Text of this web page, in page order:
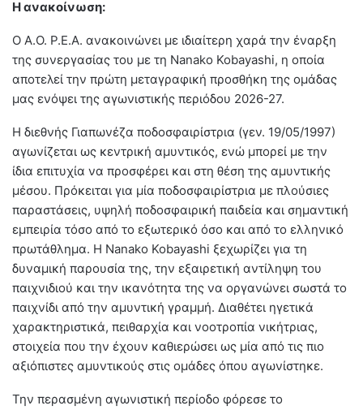
Η ανακοίνωση:
Ο Α.Ο. Ρ.Ε.Α. ανακοινώνει με ιδιαίτερη χαρά την έναρξη
της συνεργασίας του με τη Nanako Kobayashi, η οποία
αποτελεί την πρώτη μεταγραφική προσθήκη της ομάδας
μας ενόψει της αγωνιστικής περιόδου 2026-27.
Η διεθνής Γιαπωνέζα ποδοσφαιρίστρια (γεν. 19/05/1997)
αγωνίζεται ως κεντρική αμυντικός, ενώ μπορεί με την
ίδια επιτυχία να προσφέρει και στη θέση της αμυντικής
μέσου. Πρόκειται για μία ποδοσφαιρίστρια με πλούσιες
παραστάσεις, υψηλή ποδοσφαιρική παιδεία και σημαντική
εμπειρία τόσο από το εξωτερικό όσο και από το ελληνικό
πρωτάθλημα. Η Nanako Kobayashi ξεχωρίζει για τη
δυναμική παρουσία της, την εξαιρετική αντίληψη του
παιχνιδιού και την ικανότητα της να οργανώνει σωστά το
παιχνίδι από την αμυντική γραμμή. Διαθέτει ηγετικά
χαρακτηριστικά, πειθαρχία και νοοτροπία νικήτριας,
στοιχεία που την έχουν καθιερώσει ως μία από τις πιο
αξιόπιστες αμυντικούς στις ομάδες όπου αγωνίστηκε.
Την περασμένη αγωνιστική περίοδο φόρεσε το